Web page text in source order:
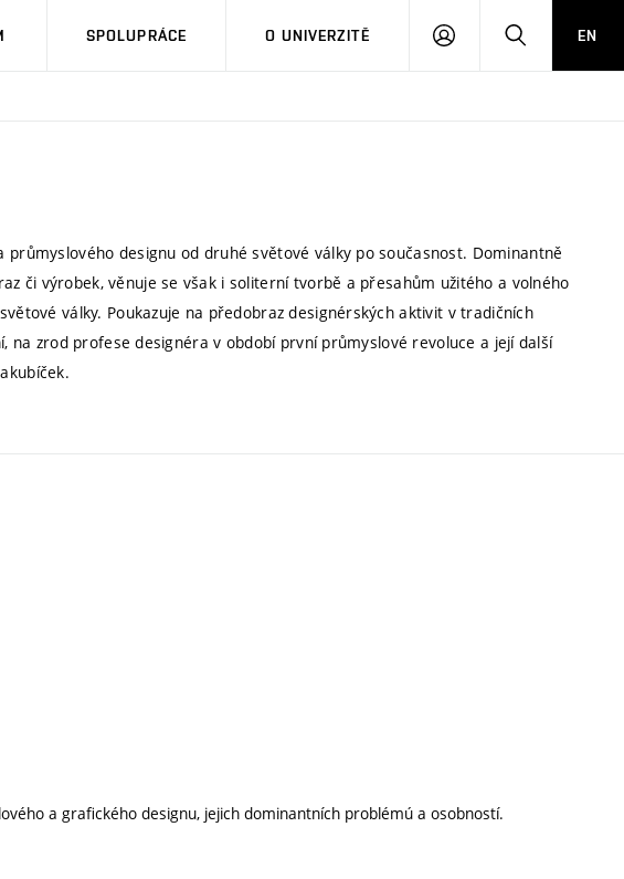
SPOLUPRÁCE O UNIVERZITĚ
PŘIHLÁSIT HLEDATEN
designu od druhé světové války po současnost. Dominantně
či výrobek, věnuje se však i soliterní tvorbě a přesahům užitého a volného
války. Poukazuje na předobraz designérských aktivit v tradičních
na zrod profese designéra v období první průmyslové revoluce a její další
a grafického designu, jejich dominantních problémú a osobností.